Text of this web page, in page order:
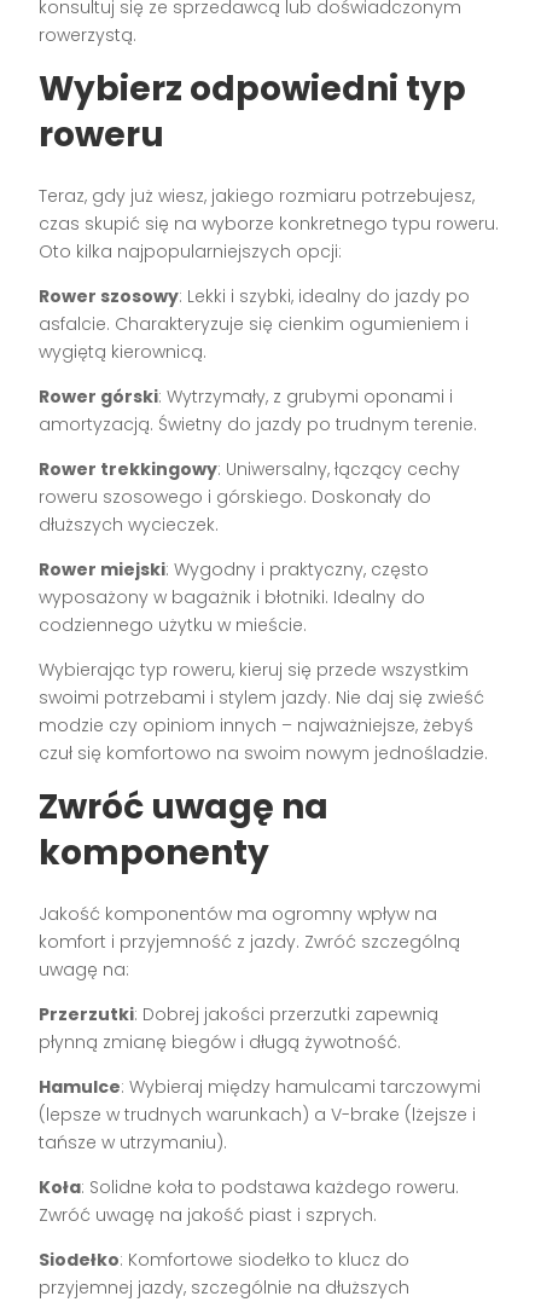
konsultuj się ze sprzedawcą lub doświadczonym
rowerzystą.
Wybierz odpowiedni typ
roweru
Teraz, gdy już wiesz, jakiego rozmiaru potrzebujesz,
czas skupić się na wyborze konkretnego typu roweru.
Oto kilka najpopularniejszych opcji:
Rower szosowy: Lekki i szybki, idealny do jazdy po
asfalcie. Charakteryzuje się cienkim ogumieniem i
wygiętą kierownicą.
Rower górski: Wytrzymały, z grubymi oponami i
amortyzacją. Świetny do jazdy po trudnym terenie.
Rower trekkingowy: Uniwersalny, łączący cechy
roweru szosowego i górskiego. Doskonały do
dłuższych wycieczek.
Rower miejski: Wygodny i praktyczny, często
wyposażony w bagażnik i błotniki. Idealny do
codziennego użytku w mieście.
Wybierając typ roweru, kieruj się przede wszystkim
swoimi potrzebami i stylem jazdy. Nie daj się zwieść
modzie czy opiniom innych – najważniejsze, żebyś
czuł się komfortowo na swoim nowym jednośladzie.
Zwróć uwagę na
komponenty
Jakość komponentów ma ogromny wpływ na
komfort i przyjemność z jazdy. Zwróć szczególną
uwagę na:
Przerzutki: Dobrej jakości przerzutki zapewnią
płynną zmianę biegów i długą żywotność.
Hamulce: Wybieraj między hamulcami tarczowymi
(lepsze w trudnych warunkach) a V-brake (lżejsze i
tańsze w utrzymaniu).
Koła: Solidne koła to podstawa każdego roweru.
Zwróć uwagę na jakość piast i szprych.
Siodełko: Komfortowe siodełko to klucz do
przyjemnej jazdy, szczególnie na dłuższych